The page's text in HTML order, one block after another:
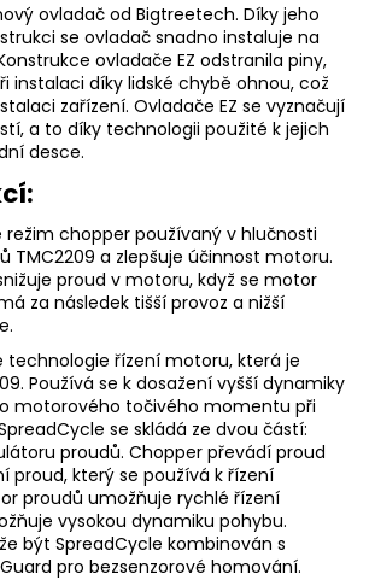
ovladač od Bigtreetech. Díky jeho
se ovladač snadno instaluje na
ovladače EZ odstranila piny,
instalaci díky lidské chybě ohnou, což
zařízení. Ovladače EZ se vyznačují
a to díky technologii použité k jejich
desce.
režim chopper používaný v hlučnosti
TMC2209 a zlepšuje účinnost motoru.
proud v motoru, když se motor
za následek tišší provoz a nižší
technologie řízení motoru, která je
Používá se k dosažení vyšší dynamiky
motorového točivého momentu při
se skládá ze dvou částí:
proudů. Chopper převádí proud
proud, který se používá k řízení
proudů umožňuje rychlé řízení
vysokou dynamiku pohybu.
být SpreadCycle kombinován s
pro bezsenzorové homování.